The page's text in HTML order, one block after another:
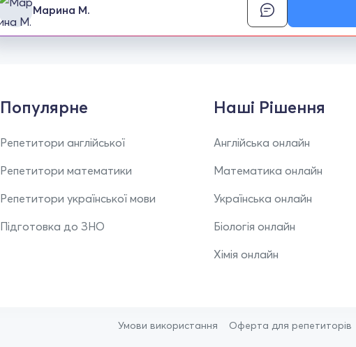
Марина М.
Популярне
Репетитори англійської
Репетитори математики
Репетитори української мови
Підготовка до ЗНО
Наші Рішення
Англійська онлайн
Математика онлайн
Українська онлайн
Біологія онлайн
Хімія онлайн
Умови використання Оферта для репетиторів